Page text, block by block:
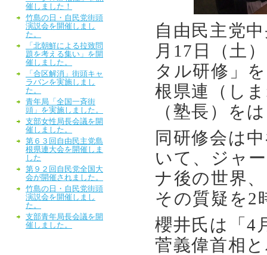
自由民主党
月 17 日（土
タル研修」
根県連（し
（塾長）を
同研修会は
いて、ジャ
ナ後の世界
その質疑を2
櫻井氏は「4
菅義偉首相
催しました！
竹島の日・自民党街頭
演説会を開催しまし
た。
「北朝鮮による拉致問
題を考える集い」を開
催しました。
「合区解消」街頭キャ
ラバンを実施しまし
た。
青年局「全国一斉街
頭」を実施しました。
支部女性局長会議を開
催しました。
第６３回自由民主党島
根県連大会を開催しま
した
第９２回自民党全国大
会が開催されました。
竹島の日・自民党街頭
演説会を開催しまし
た。
支部青年局長会議を開
催しました。